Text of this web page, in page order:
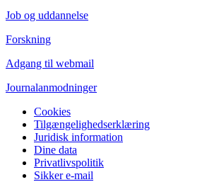
Job og uddannelse
Forskning
Adgang til webmail
Journalanmodninger
Cookies
Tilgængelighedserklæring
Juridisk information
Dine data
Privatlivspolitik
Sikker e-mail